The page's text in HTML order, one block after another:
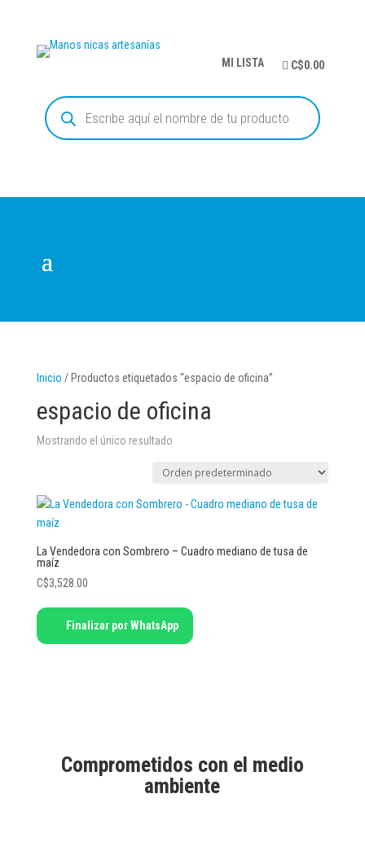
MI LISTA C$0.00
Búsqueda
de
productos
Inicio / Productos etiquetados “espacio de oficina”
espacio de oficina
Mostrando el único resultado
La Vendedora con Sombrero – Cuadro mediano de tusa de
maíz
C$3,528.00
Finalizar por WhatsApp
Comprometidos con el medio
ambiente